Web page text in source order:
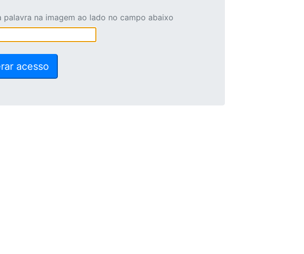
palavra na imagem ao lado no campo abaixo